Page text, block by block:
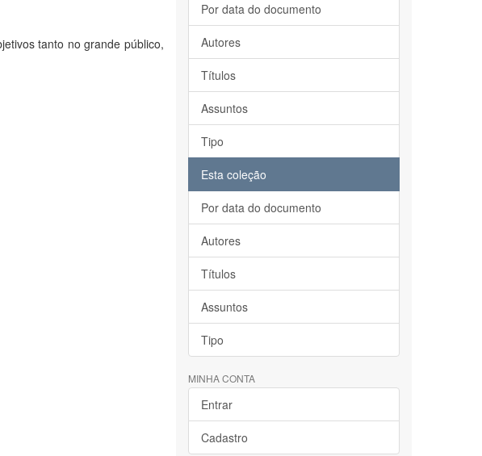
tanto no grande público,
Por data do documento
Autores
Títulos
Assuntos
Tipo
Esta coleção
Por data do documento
Autores
Títulos
Assuntos
Tipo
MINHA CONTA
Entrar
Cadastro